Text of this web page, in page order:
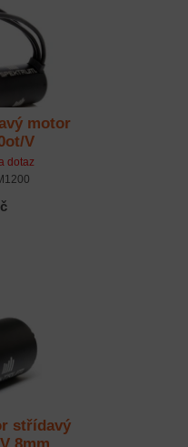
motor
V
dotaz
střídavý